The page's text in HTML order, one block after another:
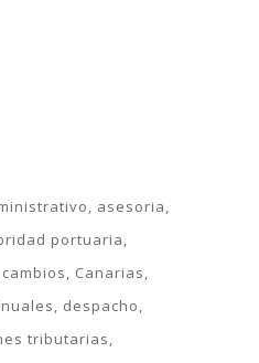
asesoria
portuaria
cambios
Canarias
despacho
tributarias